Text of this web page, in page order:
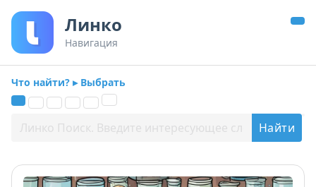
Линко
Навигация
Что найти? ▸ Выбрать